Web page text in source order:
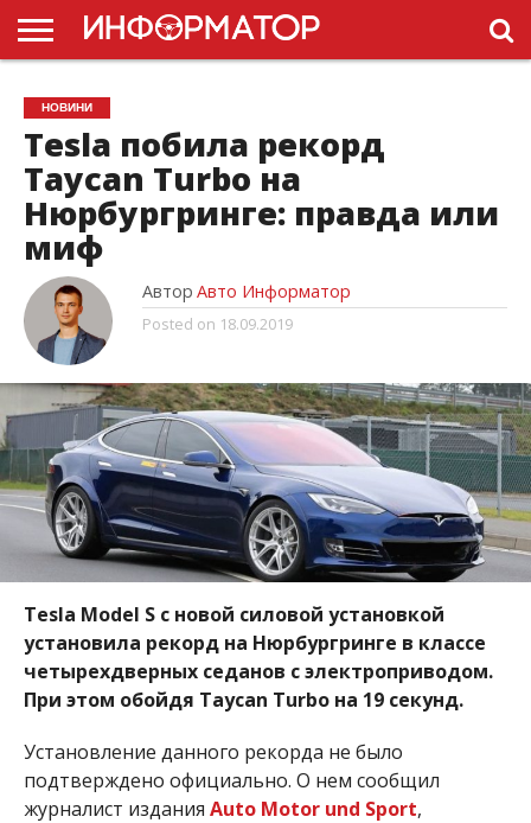
ГОЛОВНА
НОВИНИ
ПДР
УКРАЇНИ
РЕКЛАМА
ПРОЕКТЫ
НОВИНИ
Tesla побила рекорд
Taycan Turbo на
Нюрбургринге: правда или
миф
Автор Авто Информатор
Posted on 18.09.2019
Tesla Model S с новой силовой установкой
установила рекорд на Нюрбургринге в классе
четырехдверных седанов с электроприводом.
При этом обойдя Taycan Turboна 19 секунд.
Установление данного рекорда не было
подтверждено официально. О нем сообщил
журналист издания Auto Motor und Sport,